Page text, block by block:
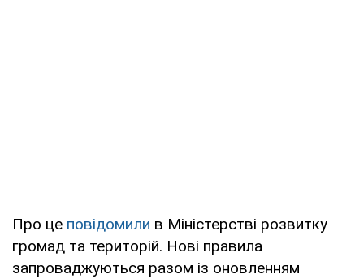
Про це повідомили в Міністерстві розвитку
громад та територій. Нові правила
запроваджуються разом із оновленням